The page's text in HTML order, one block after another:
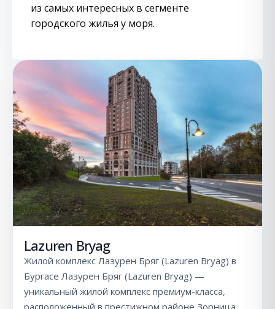
из самых интересных в сегменте
городского жилья у моря.
Lazuren Bryag
Жилой комплекс Лазурен Бряг (Lazuren Bryag) в
Бургасе Лазурен Бряг (Lazuren Bryag) —
уникальный жилой комплекс премиум-класса,
расположенный в престижном районе Зорница